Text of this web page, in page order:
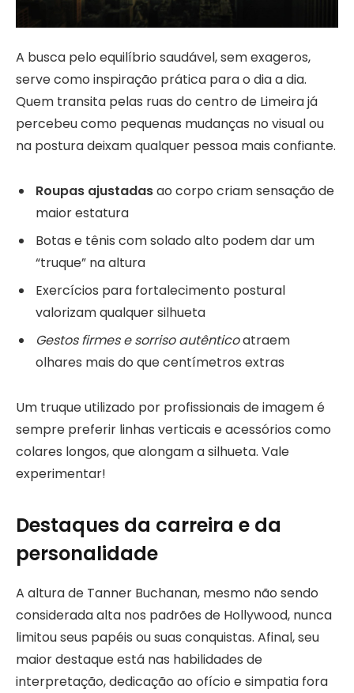
A busca pelo equilíbrio saudável, sem exageros,
serve como inspiração prática para o dia a dia.
Quem transita pelas ruas do centro de Limeira já
percebeu como pequenas mudanças no visual ou
na postura deixam qualquer pessoa mais confiante.
Roupas ajustadasao corpo criam sensação de
maior estatura
Botas e tênis com solado alto podem dar um
“truque” na altura
Exercícios para fortalecimento postural
valorizam qualquer silhueta
Gestos firmes e sorriso autênticoatraem
olhares mais do que centímetros extras
Um truque utilizado por profissionais de imagem é
sempre preferir linhas verticais e acessórios como
colares longos, que alongam a silhueta. Vale
experimentar!
Destaques da carreira e da
personalidade
A altura de Tanner Buchanan, mesmo não sendo
considerada alta nos padrões de Hollywood, nunca
limitou seus papéis ou suas conquistas. Afinal, seu
maior destaque está nas habilidades de
interpretação, dedicação ao ofício e simpatia fora